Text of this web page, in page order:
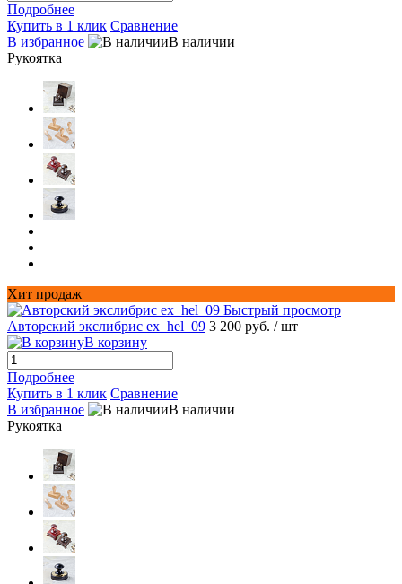
Подробнее
Купить в 1 клик Сравнение
В избранное
В наличии
Рукоятка
Хит продаж
Быстрый просмотр
Авторский экслибрис ex_hel_09 3 200 руб. / шт
В корзину
Подробнее
Купить в 1 клик Сравнение
В избранное
В наличии
Рукоятка